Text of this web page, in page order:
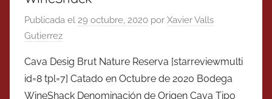
Publicada el 29 octubre, 2020 por Xavier Valls
Gutierrez
Cava Desig Brut Nature Reserva [starreviewmulti
id=8 tpl=7] Catado en Octubre de 2020 Bodega
WineShack Denominación de Origen Cava Tipo